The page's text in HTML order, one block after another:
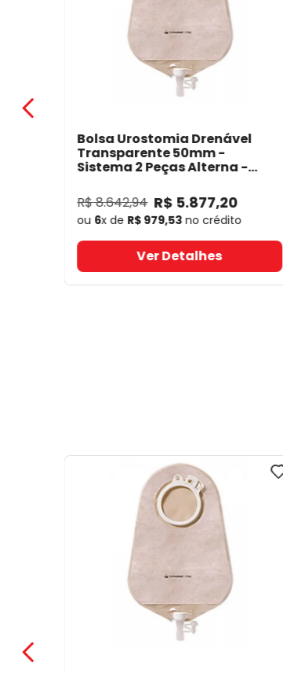
Bolsa Urostomia Drenável
Transparente 50mm -
Sistema 2 Peças Alterna -
R$8.642,94 R$ 5.877,20
ou 6x de R$ 979,53 no crédito
Ver Detalhes